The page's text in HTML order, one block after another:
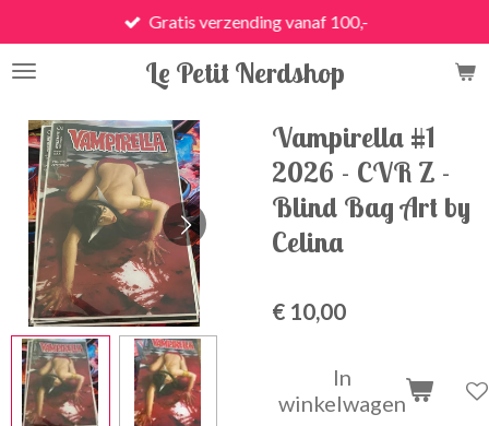
direct
naar
hoofdinhoud
Le Petit Nerdshop
Gratis verzending vanaf 100,-
Vampirella #1
2026 - CVR Z -
Blind Bag Art by
Celina
€ 10,00
In
winkelwagen